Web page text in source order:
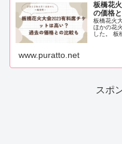
板橋花
の価格
板橋花火
ほかの花
した。 板
www.puratto.net
スポ